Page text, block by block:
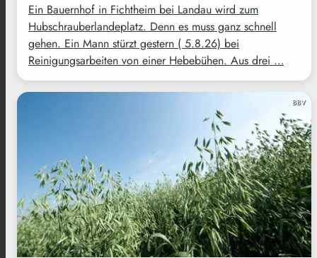
Ein Bauernhof in Fichtheim bei Landau wird zum
Hubschrauberlandeplatz. Denn es muss ganz schnell
gehen. Ein Mann stürzt gestern ( 5.8.26) bei
Reinigungsarbeiten von einer Hebebühen. Aus drei …
BBV